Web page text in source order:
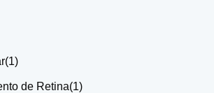
(1)
de Retina(1)